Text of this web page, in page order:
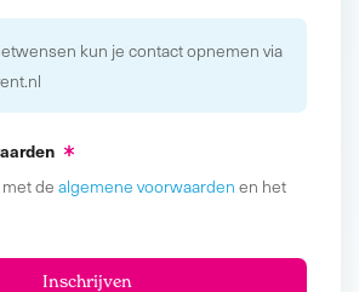
kun je contact opnemen via
de algemene voorwaarden en het